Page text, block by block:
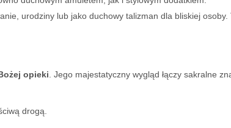
urodziny lub jako duchowy talizman dla bliskiej
opieki . Jego majestatyczny wygląd łączy sakralne
drogą.